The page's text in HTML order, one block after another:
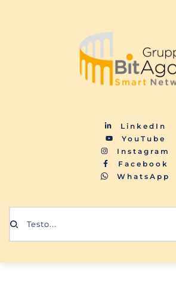
LinkedIn
YouTube
Instagram
Facebook
WhatsApp
Testo...